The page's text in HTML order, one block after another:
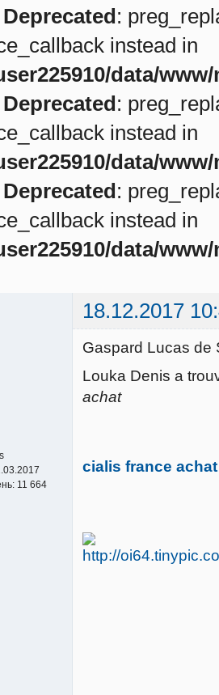
Deprecated:
instead in
data/
Deprecated:
instead in
data/
Deprecated:
instead in
data/
18.12.2017
11 664
Gaspard Lucas
Louka Denis a
achat
cialis france achat